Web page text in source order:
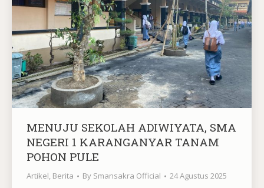
MENUJU SEKOLAH ADIWIYATA, SMA
NEGERI 1 KARANGANYAR TANAM
POHON PULE
Artikel, Berita By Smansakra Official 24 Agustus 2025